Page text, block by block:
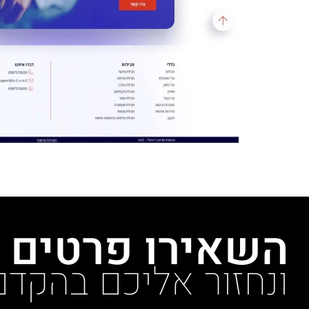
השאירו פרטים
ונחזור אליכם